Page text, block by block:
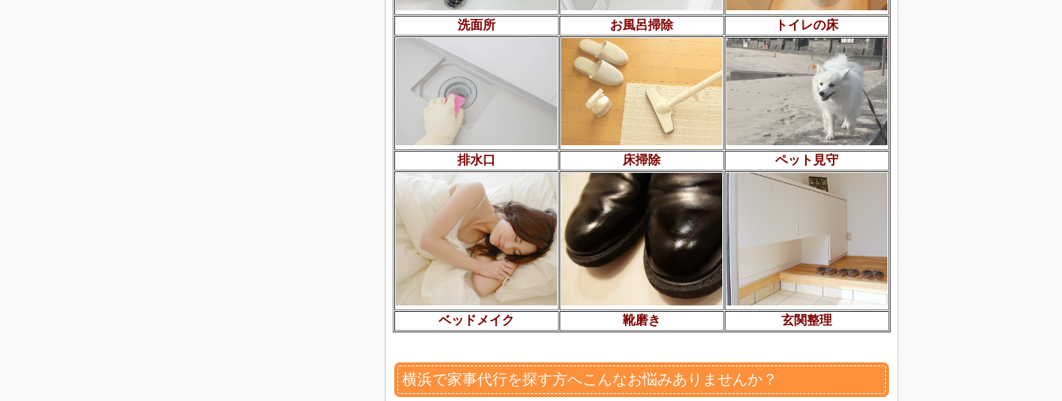
洗面所 お風呂掃除 トイレの床
排水口 床掃除 ペット見守
ベッドメイク 靴磨き 玄関整理
横浜で家事代行を探す方へこんなお悩みありませんか？